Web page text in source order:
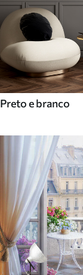
Preto e branco